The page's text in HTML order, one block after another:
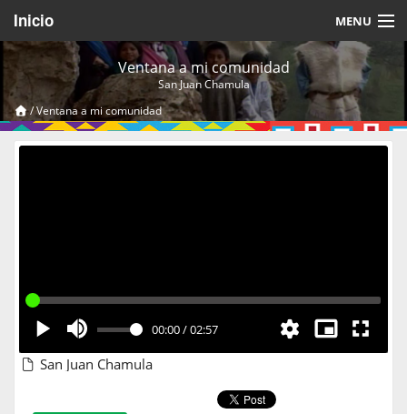
Inicio MENU
Acerca de
Videos Temáticos
Cerrar Sesión
Ventana a mi comunidad
San Juan Chamula
/Ventana a mi comunidad
00:00/02:57
San Juan Chamula